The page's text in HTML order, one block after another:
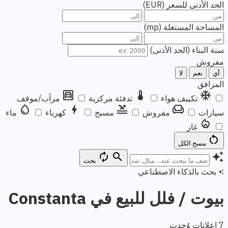
الحد الأدنى للسعر (EUR)
المساحة المستغلة (mp)
سنة البناء (الحد الأدنى)
مفروش
أي نعم لا
المرافق
ac_unit تكييف هواء thermostat تدفئة مركزية garage مرآب/موقف
سيارات
chair مفروش pool مسبح bolt كهرباء water_drop ماء
local_fire_department غاز
restart_alt
auto_awesome
search
autorenew بحث
auto_awesome بحث بالذكاء الاصطناعي
بيوت / فلل للبيع في Constanta
7 إعلانات وُجدت